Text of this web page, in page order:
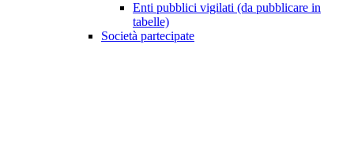
Enti pubblici vigilati (da pubblicare in
tabelle)
Società partecipate